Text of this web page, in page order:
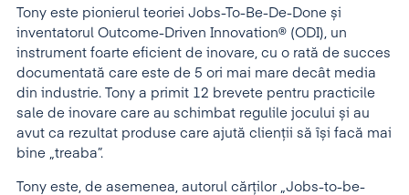
Tony este pionierul teoriei Jobs-To-Be-De-Done și
inventatorul Outcome-Driven Innovation® (ODI), un
instrument foarte eficient de inovare, cu o rată de succes
documentată care este de 5 ori mai mare decât media
din industrie. Tony a primit 12 brevete pentru practicile
sale de inovare care au schimbat regulile jocului și au
avut ca rezultat produse care ajută clienții să își facă mai
bine „treaba”.
Tony este, de asemenea, autorul cărților „Jobs-to-be-